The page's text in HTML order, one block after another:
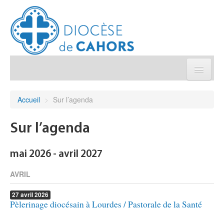
Agenda diocésain
Je donne
Accueil > Sur l’agenda
Sur l’agenda
mai 2026 - avril 2027
AVRIL
27avril2026
Pèlerinage diocésain à Lourdes / Pastorale de la Santé